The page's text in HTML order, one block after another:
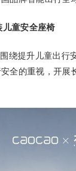
儿童安全座椅
绕提升儿童出行
全的重视，开